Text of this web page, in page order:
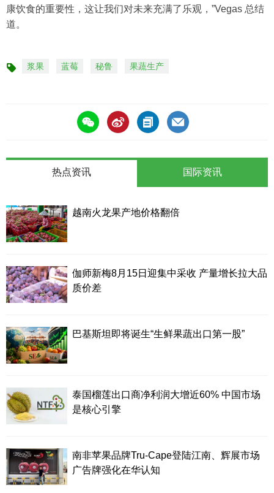
康饮食的重要性，这让我们对未来充满了乐观，”Vegas 总结
道。
标 浆果 蓝莓 秘鲁 果蔬生产
热点资讯
越南火龙果产地价格翻倍
伽师新梅8月15日迎集中采收 产量增长拉大品
质价差
巴基斯坦即将诞生“生鲜果蔬出口第一股”
泰国榴莲出口商净利润大增近60% 中国市场
是核心引擎
南非苹果品牌Tru-Cape登陆江南、辉展市场
广告牌强化在华认知
国际资讯